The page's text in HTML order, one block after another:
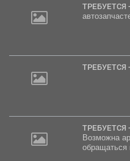
Возможна